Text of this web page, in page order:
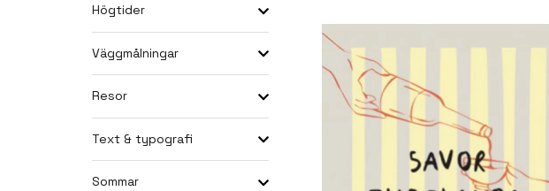
Högtider
Väggmålningar
Resor
Text & typografi
Sommar